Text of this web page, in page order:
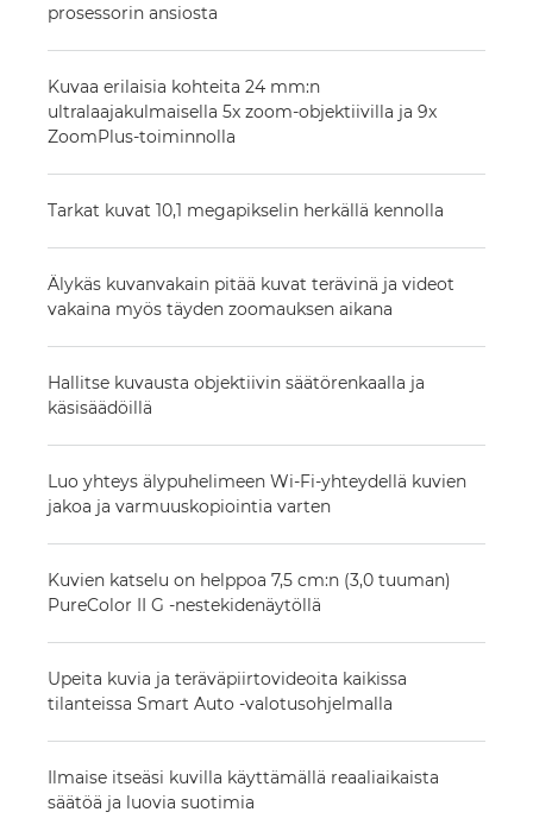
prosessorin ansiosta
Kuvaa erilaisia kohteita 24 mm:n
ultralaajakulmaisella 5x zoom-objektiivilla ja 9x
ZoomPlus-toiminnolla
Tarkat kuvat 10,1 megapikselin herkällä kennolla
Älykäs kuvanvakain pitää kuvat terävinä ja videot
vakaina myös täyden zoomauksen aikana
Hallitse kuvausta objektiivin säätörenkaalla ja
käsisäädöillä
Luo yhteys älypuhelimeen Wi-Fi-yhteydellä kuvien
jakoa ja varmuuskopiointia varten
Kuvien katselu on helppoa 7,5 cm:n (3,0 tuuman)
PureColor II G -nestekidenäytöllä
Upeita kuvia ja teräväpiirtovideoita kaikissa
tilanteissa Smart Auto -valotusohjelmalla
Ilmaise itseäsi kuvilla käyttämällä reaaliaikaista
säätöä ja luovia suotimia